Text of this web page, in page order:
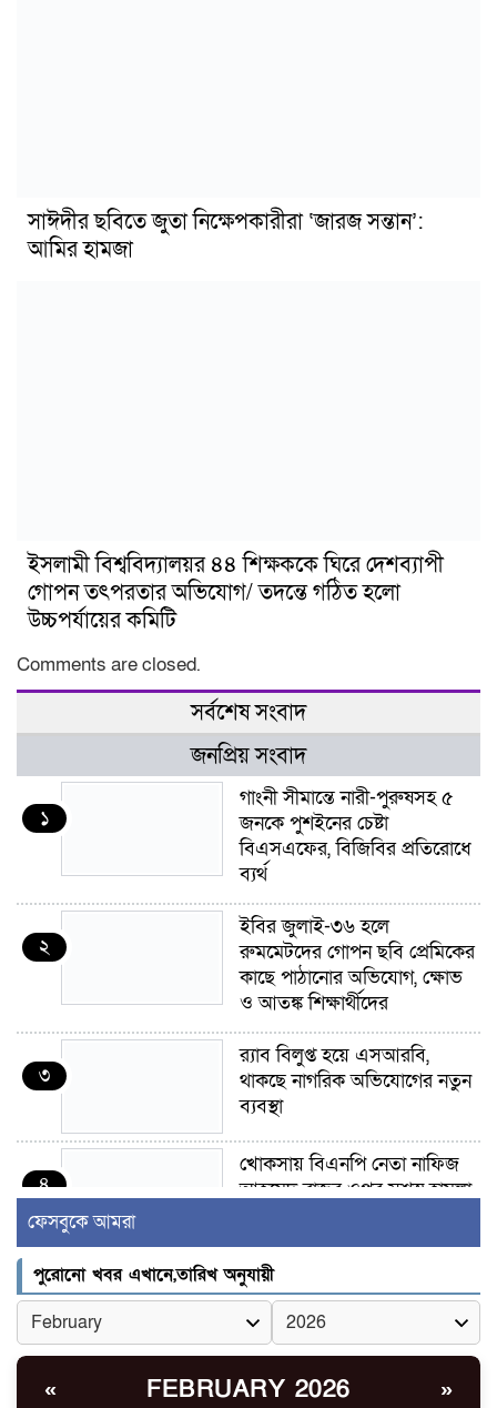
সাঈদীর ছবিতে জুতা নিক্ষেপকারীরা ‘জারজ সন্তান’:
আমির হামজা
ইসলামী বিশ্ববিদ্যালয়র ৪৪ শিক্ষককে ঘিরে দেশব্যাপী
গোপন তৎপরতার অভিযোগ/ তদন্তে গঠিত হলো
উচ্চপর্যায়ের কমিটি
Comments are closed.
সর্বশেষ সংবাদ
জনপ্রিয় সংবাদ
১
গাংনী সীমান্তে নারী-পুরুষসহ ৫
জনকে পুশইনের চেষ্টা
বিএসএফের, বিজিবির প্রতিরোধে
ব্যর্থ
২
ইবির জুলাই-৩৬ হলে
রুমমেটদের গোপন ছবি প্রেমিকের
কাছে পাঠানোর অভিযোগ, ক্ষোভ
ও আতঙ্ক শিক্ষার্থীদের
৩
র‍্যাব বিলুপ্ত হয়ে এসআরবি,
থাকছে নাগরিক অভিযোগের নতুন
ব্যবস্থা
৪
খোকসায় বিএনপি নেতা নাফিজ
আহমেদ রাজুর ওপর সশস্ত্র হামলা,
৫
সাঈদীর ছবিতে জুতা
নিক্ষেপকারীরা ‘জারজ সন্তান’:
আমির হামজা
৬
ইসলামী বিশ্ববিদ্যালয়র ৪৪
ফেসবুকে আমরা
পুরোনো খবর এখানে,তারিখ অনুযায়ী
« FEBRUARY 2026 »